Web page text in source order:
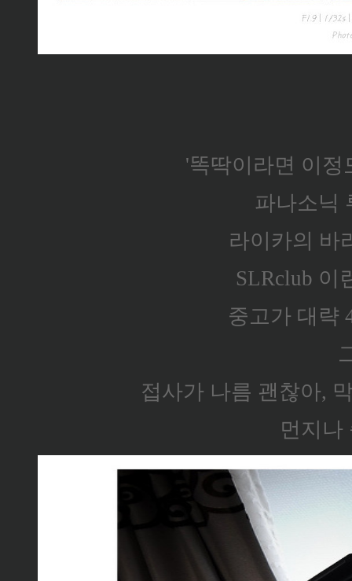
'똑딱이라면 이정
파나소닉
라이카의 바
SLRclub 이
중고가 대략
접사가 나름 괜찮아,
먼지나